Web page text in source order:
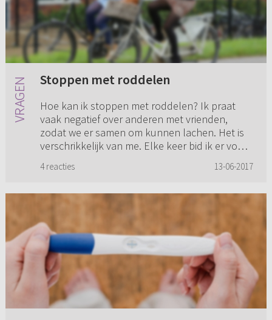
Stoppen met roddelen
Hoe kan ik stoppen met roddelen? Ik praat
vaak negatief over anderen met vrienden,
zodat we er samen om kunnen lachen. Het is
verschrikkelijk van me. Elke keer bid ik er voor
4 reacties 13-06-2017